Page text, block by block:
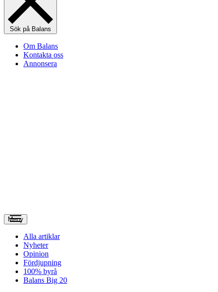
Sök på Balans
Om Balans
Kontakta oss
Annonsera
Meny
Alla artiklar
Nyheter
Opinion
Fördjupning
100% byrå
Balans Big 20